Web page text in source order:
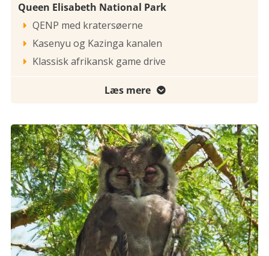
Queen Elisabeth National Park
 QENP med kratersøerne
 Kasenyu og Kazinga kanalen
 Klassisk afrikansk game drive
Læs mere 